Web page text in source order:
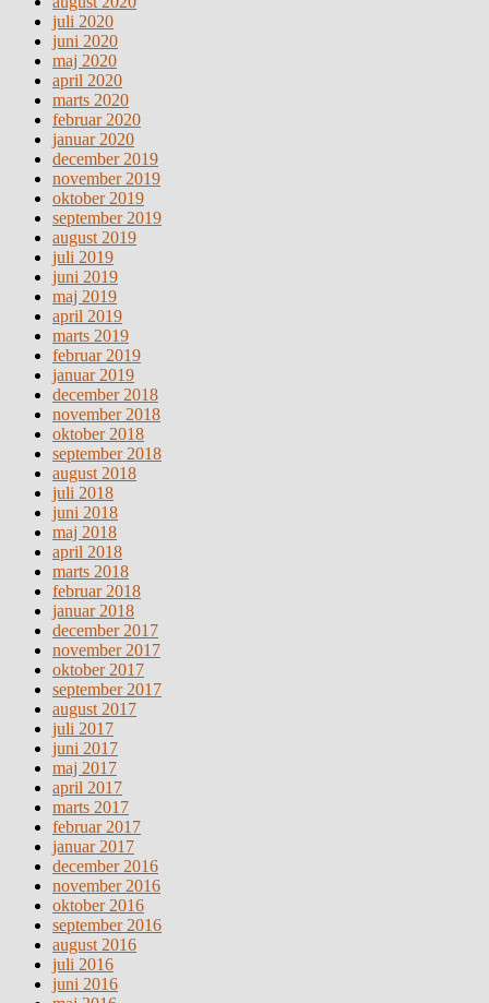
juli 2020
juni 2020
maj 2020
april 2020
marts 2020
februar 2020
januar 2020
december 2019
november 2019
oktober 2019
september 2019
august 2019
juli 2019
juni 2019
maj 2019
april 2019
marts 2019
februar 2019
januar 2019
december 2018
november 2018
oktober 2018
september 2018
august 2018
juli 2018
juni 2018
maj 2018
april 2018
marts 2018
februar 2018
januar 2018
december 2017
november 2017
oktober 2017
september 2017
august 2017
juli 2017
juni 2017
maj 2017
april 2017
marts 2017
februar 2017
januar 2017
december 2016
november 2016
oktober 2016
september 2016
august 2016
juli 2016
juni 2016